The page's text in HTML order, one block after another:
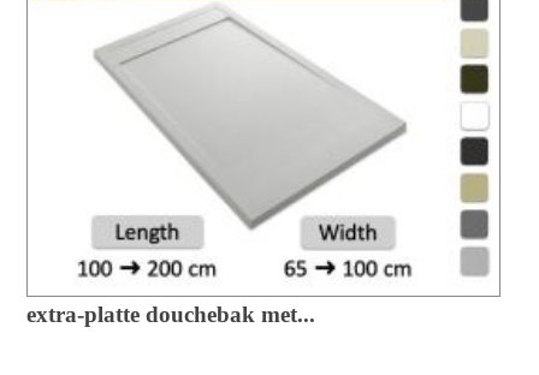
extra-platte douchebak met...